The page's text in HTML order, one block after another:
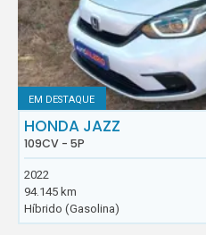
EM DESTAQUE
HONDA JAZZ
109CV - 5P
2022
94.145 km
Híbrido (Gasolina)